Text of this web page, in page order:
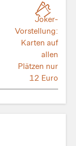
Joker-
Vorstellung:
Karten auf
allen
Plätzen nur
12 Euro